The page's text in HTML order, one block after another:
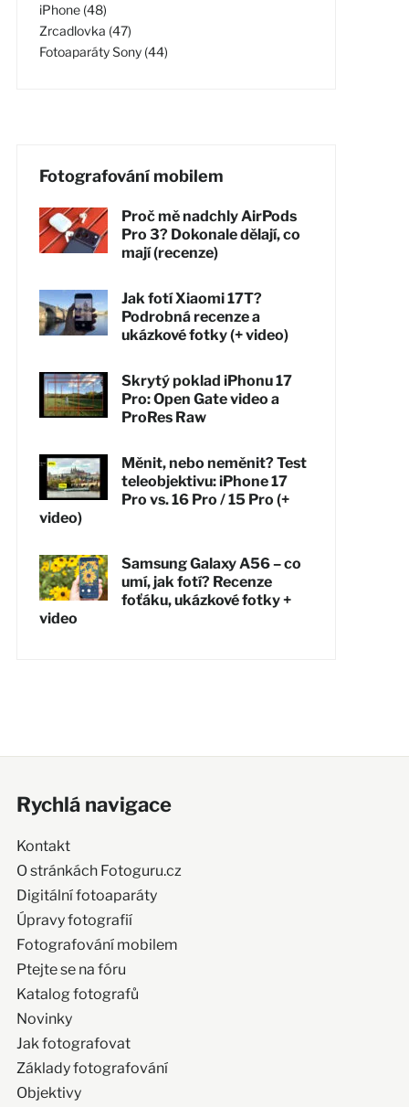
iPhone (48)
Zrcadlovka (47)
Fotoaparáty Sony (44)
Fotografování mobilem
Proč mě nadchly AirPods
Pro 3? Dokonale dělají, co
mají (recenze)
Jak fotí Xiaomi 17T?
Podrobná recenze a
ukázkové fotky (+ video)
Skrytý poklad iPhonu 17
Pro: Open Gate video a
ProRes Raw
Měnit, nebo neměnit? Test
teleobjektivu: iPhone 17
Pro vs. 16 Pro / 15 Pro (+
video)
Samsung Galaxy A56 – co
umí, jak fotí? Recenze
foťáku, ukázkové fotky +
video
Rychlá navigace
Kontakt
O stránkách Fotoguru.cz
Digitální fotoaparáty
Úpravy fotografií
Fotografování mobilem
Ptejte se na fóru
Katalog fotografů
Novinky
Jak fotografovat
Základy fotografování
Objektivy